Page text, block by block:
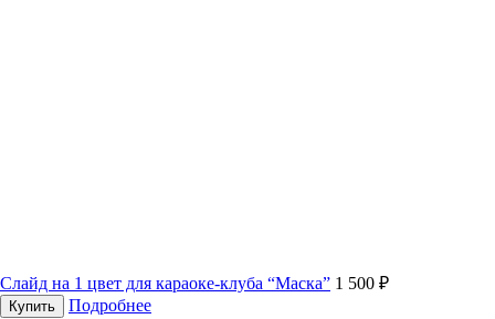
Слайд на 1 цвет для караоке-клуба “Маска” 1 500 ₽
Купить Подробнее